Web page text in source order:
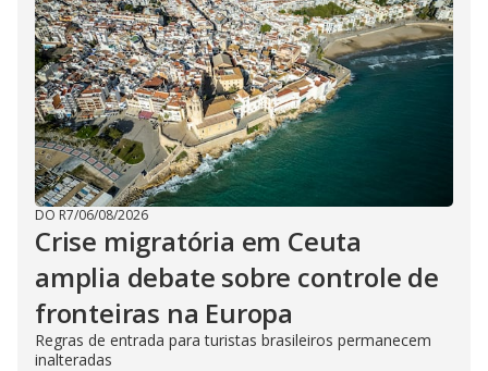
DO R7/06/08/2026
Crise migratória em Ceuta
amplia debate sobre controle de
fronteiras na Europa
Regras de entrada para turistas brasileiros permanecem
inalteradas